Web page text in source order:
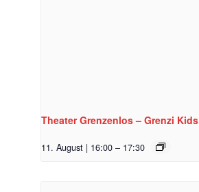
Theater Grenzenlos – Grenzi Kids
11. August | 16:00 – 17:30